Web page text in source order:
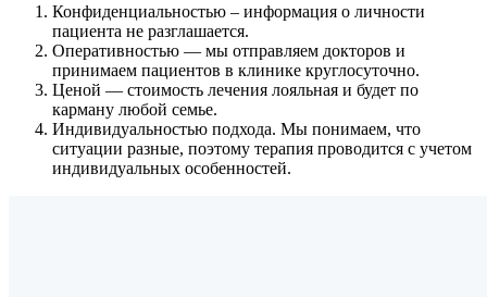
Конфиденциальностью – информация о личности
пациента не разглашается.
Оперативностью — мы отправляем докторов и
принимаем пациентов в клинике круглосуточно.
Ценой — стоимость лечения лояльная и будет по
карману любой семье.
Индивидуальностью подхода. Мы понимаем, что
ситуации разные, поэтому терапия проводится с учетом
индивидуальных особенностей.